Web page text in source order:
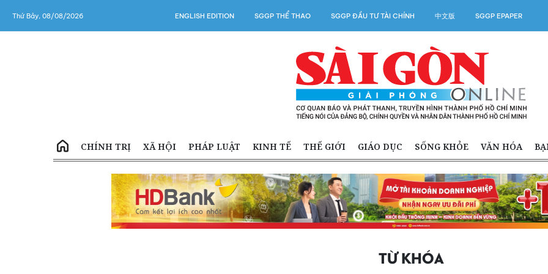
Thứ Bảy, 08/08/2026 ENGLISH EDITION SGGP THỂ THAO SGGP ĐẦU TƯ TÀI CHÍNH 中文版 SGGP EPAPER
CHÍNH TRỊ XÃ HỘI PHÁP LUẬT KINH TẾ THẾ GIỚI GIÁO DỤC SỐNG KHỎE VĂN HÓA
TỪ KHÓA